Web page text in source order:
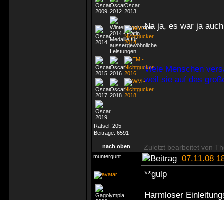
Rätsel: 205
Beiträge: 6591
Na ja, es war ja
Viele Menschen
weil sie auf das
nach oben Zuletzt bearbeitet von
muntergunt 07.11.08
**gulp
Harmloser